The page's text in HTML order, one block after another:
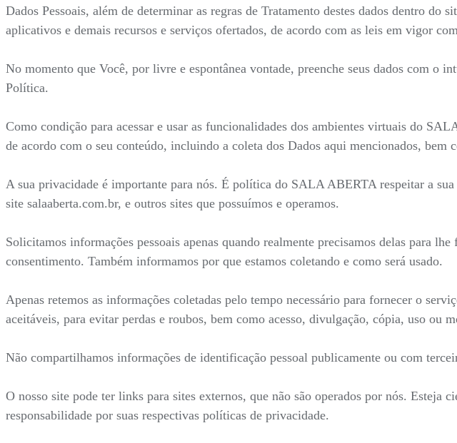
Dados Pessoais, além de determinar as regras de Tratamento destes dados dentro
aplicativos e demais recursos e serviços ofertados, de acordo com as leis em vigor
No momento que Você, por livre e espontânea vontade, preenche seus dados com o
Política.
Como condição para acessar e usar as funcionalidades dos ambientes virtuais do
de acordo com o seu conteúdo, incluindo a coleta dos Dados aqui mencionados, bem
A sua privacidade é importante para nós. É política do SALA ABERTA respeitar a
site salaaberta.com.br, e outros sites que possuímos e operamos.
Solicitamos informações pessoais apenas quando realmente precisamos delas para
consentimento. Também informamos por que estamos coletando e como será usado.
Apenas retemos as informações coletadas pelo tempo necessário para fornecer o
aceitáveis, para evitar perdas e roubos, bem como acesso, divulgação, cópia, uso ou
Não compartilhamos informações de identificação pessoal publicamente ou com
O nosso site pode ter links para sites externos, que não são operados por nós. Esteja
responsabilidade por suas respectivas políticas de privacidade.